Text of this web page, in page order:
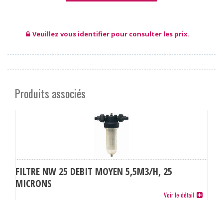
Veuillez vous identifier pour consulter les prix.
Produits associés
FILTRE NW 25 DEBIT MOYEN 5,5M3/H, 25
MICRONS
Voir le détail